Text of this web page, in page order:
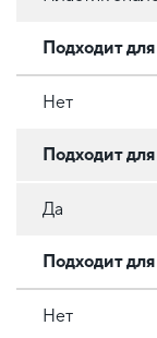
Подходит
Нет
Подходит
Да
Подходит
Нет